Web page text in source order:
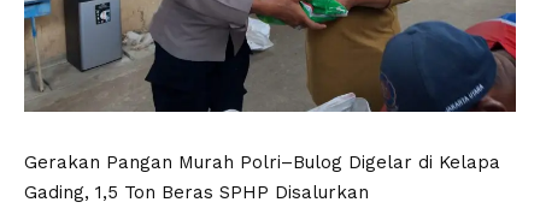
Gerakan Pangan Murah Polri–Bulog Digelar di Kelapa
Gading, 1,5 Ton Beras SPHP Disalurkan